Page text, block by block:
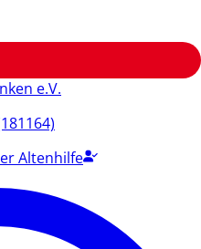
e.V.
Altenhilfe